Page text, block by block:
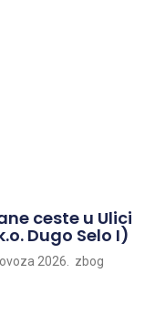
ceste u Ulici
Dugo Selo I)
2026. zbog